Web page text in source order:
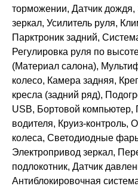
торможении, Датчик
зеркал, Усилитель руля,
Парктроник задний,
Регулировка руля по
(Материал салона),
колесо, Камера задняя,
кресла (задний ряд),
USB, Бортовой компьютер,
водителя, Круиз-контроль,
колеса, Светодиодные
Электропривод зеркал,
подлокотник, Датчик
Антиблокировочная